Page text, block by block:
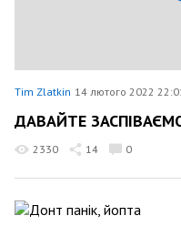
Tim Zlatkin 14 лютого 2022
ДАВАЙТЕ
2330 14 0